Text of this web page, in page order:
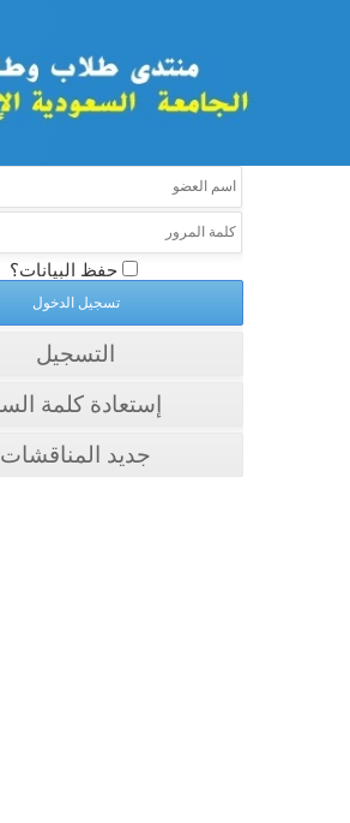
حفظ البيانات؟
التسجيل
إستعادة كلمة السر
جديد المناقشات